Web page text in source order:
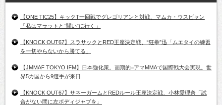
【ONE TIC25】キックT一回戦でグレゴリアンと対戦、マムカ・ウスビャン
「私はマラットと“闘い”に行く」
【KNOCK OUT67】スラサックとRED王座決定戦、“狂拳”迅「ムエタイの練習
を一切やらないから勝てる」
【JMMAF TOKYO IFM】日本強化策。画期的=アマMMAで国際戦大会実現。世
界5カ国から9選手が来日
【KNOCK OUT67】サネーガームとREDルール王座決定戦、小林愛理奈「試
合がない間に左ボディジャブを」